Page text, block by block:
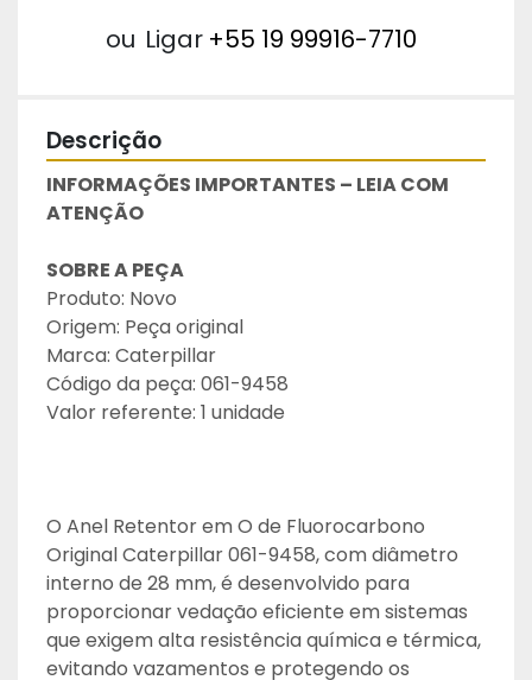
ou Ligar +55 19 99916-7710
Descrição
INFORMAÇÕES IMPORTANTES – LEIA COM
ATENÇÃO
SOBRE A PEÇA
Produto: Novo
Origem: Peça original
Marca: Caterpillar
Código da peça: 061-9458
Valor referente: 1 unidade
O Anel Retentor em O de Fluorocarbono
Original Caterpillar 061-9458, com diâmetro
interno de 28 mm, é desenvolvido para
proporcionar vedação eficiente em sistemas
que exigem alta resistência química e térmica,
evitando vazamentos e protegendo os